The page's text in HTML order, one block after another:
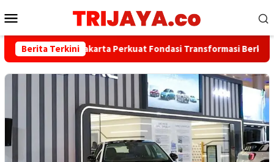
ke
Mobile
Berita Terkini
Bank Jakarta Perkuat Fondasi Transformasi